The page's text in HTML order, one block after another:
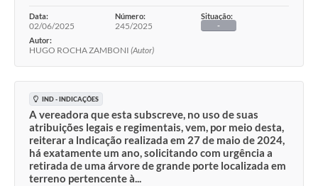
Data:
02/06/2025
Número:
245/2025
Situação:
-
Autor:
HUGO ROCHA ZAMBONI (Autor)
IND - INDICAÇÕES
A vereadora que esta subscreve, no uso de suas
atribuições legais e regimentais, vem, por meio desta,
reiterar a lndicação realizada em 27 de maio de 2024,
há exatamente um ano, solicitando com urgência a
retirada de uma árvore de grande porte localizada em
terreno pertencente à...